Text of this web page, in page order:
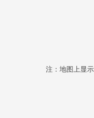
注：地图上显